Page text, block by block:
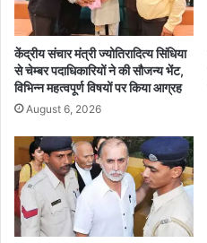
बा
ब
ढ़ी
,
पा
घ
ज
ल
सं
केंद्रीय संचार मंत्री ज्योतिरादित्य सिंधिया
से चेम्बर पदाधिकारियों ने की सौजन्य भेंट,
विभिन्न महत्वपूर्ण विषयों पर किया आग्रह
August 6, 2026